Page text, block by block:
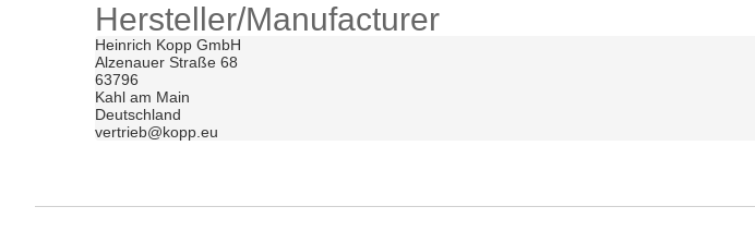
Hersteller/Manufacturer
Heinrich Kopp GmbH
Alzenauer Straße 68
63796
Kahl am Main
Deutschland
vertrieb@kopp.eu